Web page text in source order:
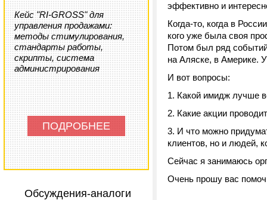
Кейс "RI-GROSS" для
управления продажами:
методы стимулирования,
стандарты работы,
скрипты, система
администрирования
ПОДРОБНЕЕ
Обсуждения-аналоги
эффективно и
Когда-то, когда в
кого уже была своя
Потом был ряд
на Аляске, в Америке.
И вот вопросы:
1. Какой имидж лучше
2. Какие акции
3. И что можно
клиентов, но и людей,
Сейчас я занимаюсь
Очень прошу вас